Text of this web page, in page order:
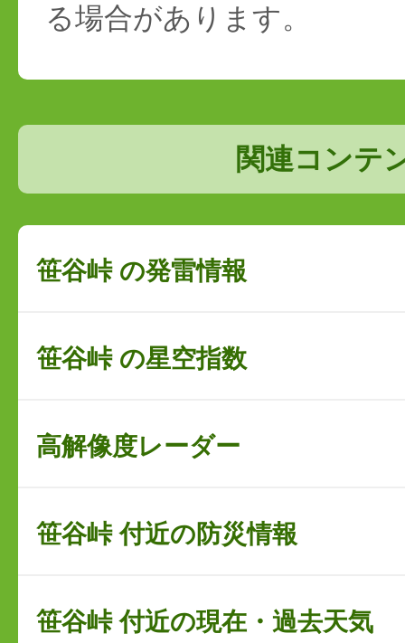
る場合があります。
関連コンテ
笹谷峠 の発雷情報
笹谷峠 の星空指数
高解像度レーダー
笹谷峠 付近の防災情報
笹谷峠 付近の現在・過去天気